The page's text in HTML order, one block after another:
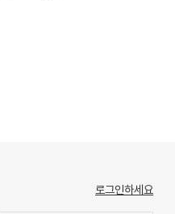
로그인하세요